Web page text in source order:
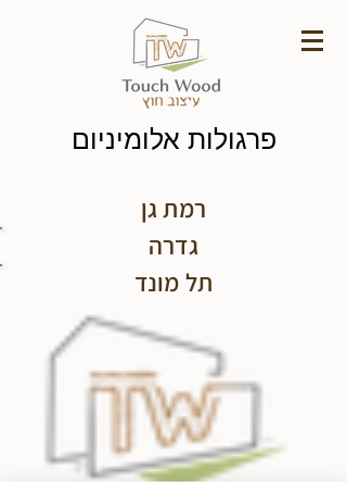
פרגולות אלומיניום
רמת גן
גדרה
תל מונד